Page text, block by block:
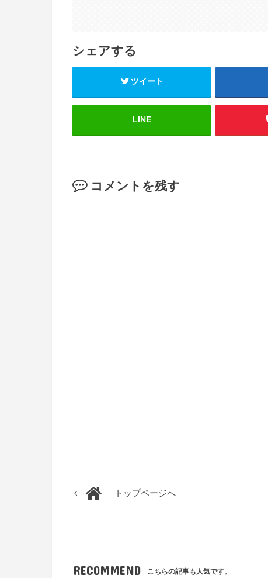
シェアする
ツイート
LINE
コメントを残す
トップページへ
RECOMMEND こちらの記事も人気です。